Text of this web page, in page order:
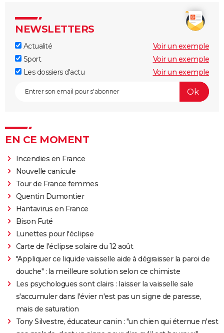
NEWSLETTERS
Actualité
Voir un exemple
Sport
Voir un exemple
Les dossiers d'actu
Voir un exemple
EN CE MOMENT
Incendies en France
Nouvelle canicule
Tour de France femmes
Quentin Dumontier
Hantavirus en France
Bison Futé
Lunettes pour l'éclipse
Carte de l'éclipse solaire du 12 août
"Appliquer ce liquide vaisselle aide à dégraisser la paroi de
douche" : la meilleure solution selon ce chimiste
Les psychologues sont clairs : laisser la vaisselle sale
s'accumuler dans l'évier n'est pas un signe de paresse,
mais de saturation
Tony Silvestre, éducateur canin : "un chien qui éternue n'est